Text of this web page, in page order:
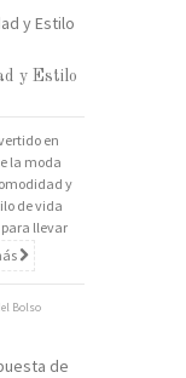
y Estilo
en
la moda
y
de vida
llevar
Bolso